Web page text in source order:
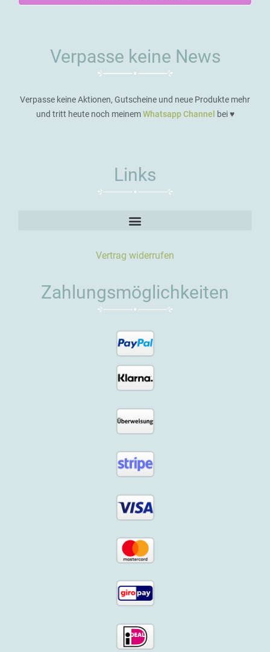
Verpasse keine News
Verpasse keine Aktionen, Gutscheine und neue Produkte mehr
und tritt heute noch meinemWhatsapp Channel bei ♥️
Links
Vertrag widerrufen
Zahlungsmöglichkeiten